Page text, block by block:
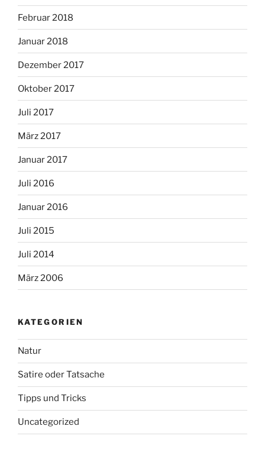
Februar 2018
Januar 2018
Dezember 2017
Oktober 2017
Juli 2017
März 2017
Januar 2017
Juli 2016
Januar 2016
Juli 2015
Juli 2014
März 2006
KATEGORIEN
Natur
Satire oder Tatsache
Tipps und Tricks
Uncategorized